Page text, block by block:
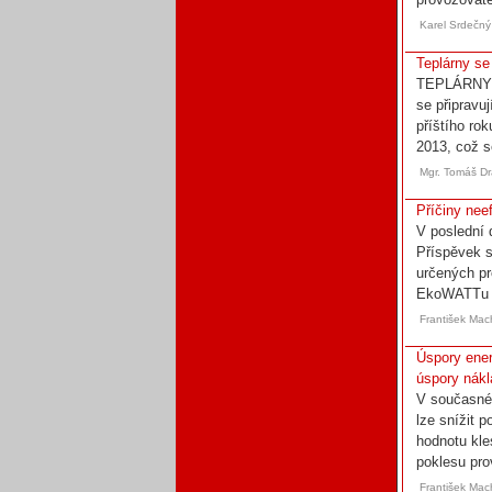
Karel Srdečný
Teplárny
se
příštího
2013, což
Mgr. Tomáš
Příčiny
V poslední
Příspěvek
určených
František
Úspory
úspory
V
lze snížit
hodnotu
poklesu
František